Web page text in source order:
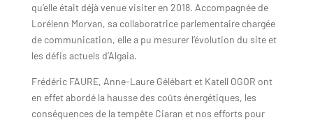
qu’elle était déjà venue visiter en 2018. Accompagnée de
Lorélenn Morvan, sa collaboratrice parlementaire chargée
de communication, elle a pu mesurer l’évolution du site et
les défis actuels d’Algaia.
Frédéric FAURE, Anne-Laure Gélébart et Katell OGOR ont
en effet abordé la hausse des coûts énergétiques, les
conséquences de la tempête Ciaran et nos efforts pour